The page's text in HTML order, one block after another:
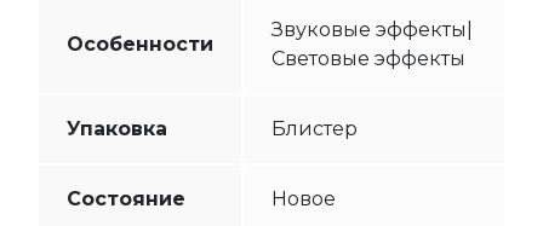
Особенности
Звуковые эффекты|
Световые эффекты
Упаковка Блистер
Состояние Новое